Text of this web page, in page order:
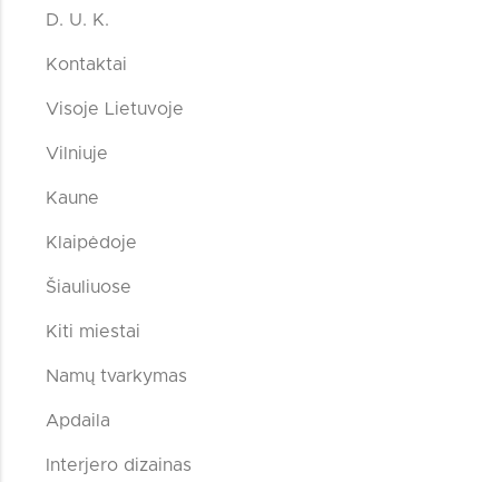
D. U. K.
Kontaktai
Visoje Lietuvoje
Vilniuje
Kaune
Klaipėdoje
Šiauliuose
Kiti miestai
Namų tvarkymas
Apdaila
Interjero dizainas